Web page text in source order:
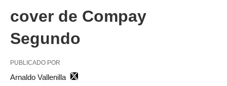
cover de Compay
Segundo
PUBLICADO POR
Arnaldo Vallenilla